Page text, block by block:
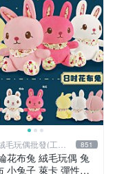
毛玩偶批發(工廠 851
花布兔 絨毛玩偶 兔
小兔子 萊卡 彈性布